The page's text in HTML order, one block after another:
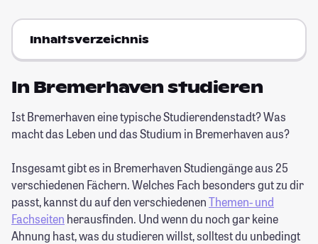
Inhaltsverzeichnis
In Bremerhaven studieren
Ist Bremerhaven eine typische Studierendenstadt? Was
macht das Leben und das Studium in Bremerhaven aus?
Insgesamt gibt es in Bremerhaven Studiengänge aus 25
verschiedenen Fächern. Welches Fach besonders gut zu dir
passt, kannst du auf den verschiedenenThemen- und
Fachseiten herausfinden. Und wenn du noch gar keine
Ahnung hast, was du studieren willst, solltest du unbedingt